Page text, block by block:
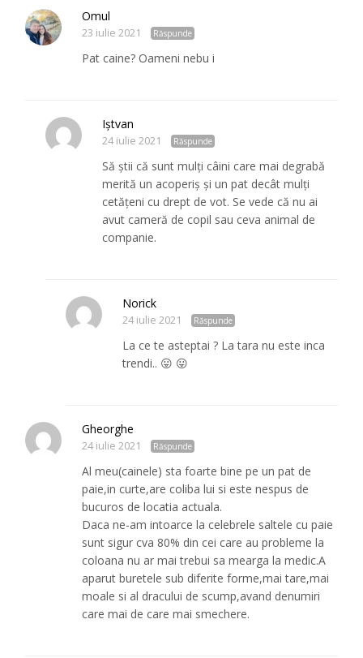
Omul
23 iulie 2021 Răspunde
Pat caine? Oameni nebu i
Iștvan
24 iulie 2021 Răspunde
Să știi că sunt mulți câini care mai degrabă
merită un acoperiș și un pat decât mulți
cetățeni cu drept de vot. Se vede că nu ai
avut cameră de copil sau ceva animal de
companie.
Norick
24 iulie 2021 Răspunde
La ce te asteptai ? La tara nu este inca
trendi.. 😛 😛
Gheorghe
24 iulie 2021 Răspunde
Al meu(cainele) sta foarte bine pe un pat de
paie,in curte,are coliba lui si este nespus de
bucuros de locatia actuala.
Daca ne-am intoarce la celebrele saltele cu paie
sunt sigur cva 80% din cei care au probleme la
coloana nu ar mai trebui sa mearga la medic.A
aparut buretele sub diferite forme,mai tare,mai
moale si al dracului de scump,avand denumiri
care mai de care mai smechere.